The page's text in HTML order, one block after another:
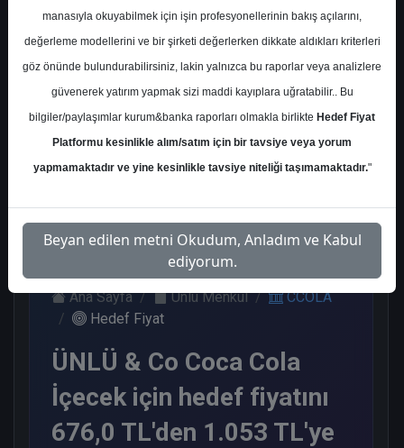
Kurum Sayısı
8
4
Paralel
Get.
2
Üstü Get.
1
Yok
1
Salı, 28 Mayıs 2024
Ana Sayfa Ünlü Menkul
CCOLA
Hedef Fiyat
ÜNLÜ & Co Coca Cola
İçecek için hedef fiyatını
676,0 TL'den 1.053 TL'ye
manasıyla okuyabilmek için işin profesyonellerinin bakış açılarını,
değerleme modellerini ve bir şirketi değerlerken dikkate aldıkları kriterleri
göz önünde bulundurabilirsiniz, lakin yalnızca bu raporlar veya analizlere
güvenerek yatırım yapmak sizi maddi kayıplara uğratabilir.. Bu
bilgiler/paylaşımlar kurum&banka raporları olmakla birlikte Hedef Fiyat
Platformu kesinlikle alım/satım için bir tavsiye veya yorum
yapmamaktadır ve yine kesinlikle tavsiye niteliği taşımamaktadır."
Beyan edilen metni Okudum, Anladım ve Kabul
ediyorum.